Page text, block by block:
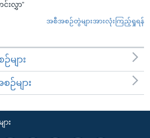
းလွှာ”
အစီအစဉ်တွဲများအားလုံးကြည့်ရှုရန်
ျား
များ
း